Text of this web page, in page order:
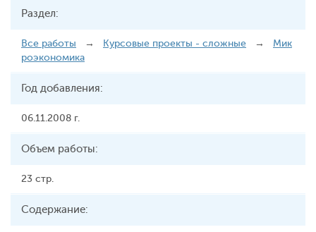
Раздел:
Все работы → Курсовые проекты - сложные → Мик
роэкономика
Год добавления:
06.11.2008 г.
Объем работы:
23 стр.
Содержание: